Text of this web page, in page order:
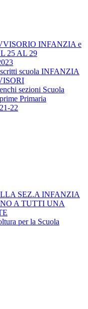
INFANZIA e
25 AL 29
scuola INFANZIA
sezioni Scuola
Primaria
22
SEZ.A INFANZIA
A TUTTI UNA
per la Scuola